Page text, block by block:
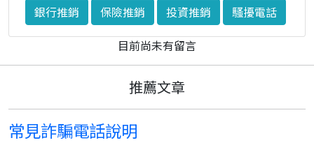
銀行推銷
保險推銷 投資推銷
騷擾電話
目前尚未有留言
推薦文章
常見詐騙電話說明